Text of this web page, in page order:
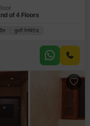
of 4 Floors
फ़ुली रेनोवेटेड